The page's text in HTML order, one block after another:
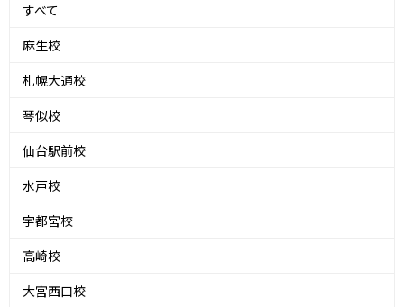
すべて
麻生校
札幌大通校
琴似校
仙台駅前校
水戸校
宇都宮校
高崎校
大宮西口校